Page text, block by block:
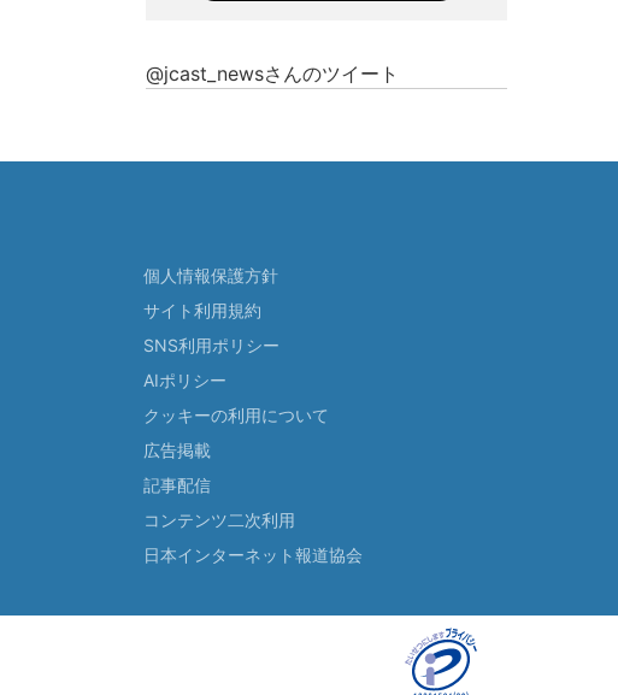
@jcast_newsさんのツイート
個人情報保護方針
サイト利用規約
SNS利用ポリシー
AIポリシー
クッキーの利用について
広告掲載
記事配信
コンテンツ二次利用
日本インターネット報道協会